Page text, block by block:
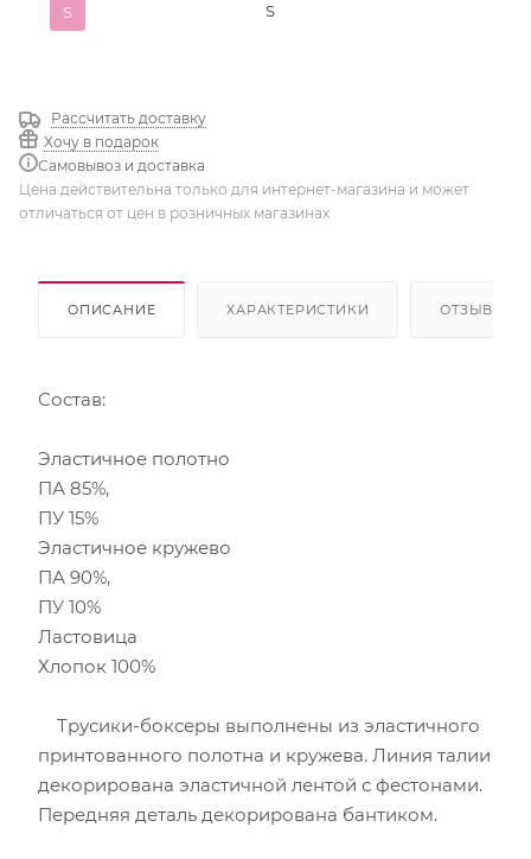
S
Рассчитать доставку
Хочу в подарок
Самовывоз и доставка
S
Цена действительна только для интернет-магазина и может
отличаться от цен в розничных магазинах
ОПИСАНИЕ ХАРАКТЕРИСТИКИ ОТЗЫВЫ
Состав:
Эластичное полотно
ПА 85%,
ПУ 15%
Эластичное кружево
ПА 90%,
ПУ 10%
Ластовица
Хлопок 100%
Трусики-боксеры выполнены из эластичного
принтованного полотна и кружева. Линия талии
декорирована эластичной лентой с фестонами.
Передняя деталь декорирована бантиком.